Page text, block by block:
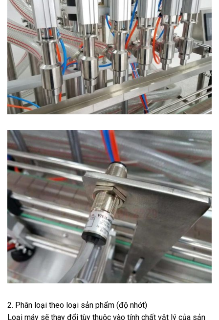
2. Phân loại theo loại sản phẩm (độ nhớt)
Loại máy sẽ thay đổi tùy thuộc vào tính chất vật lý của sản